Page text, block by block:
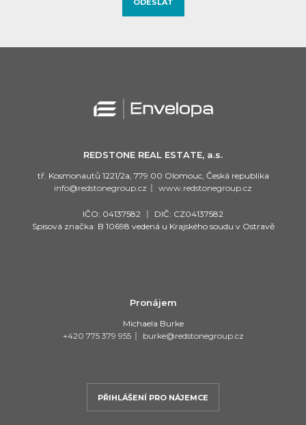
REDSTONE REAL ESTATE, a.s.
tř. Kosmonautů 1221/2a, 779 00 Olomouc, Česká republika
info@redstonegroup.cz
www.redstonegroup.cz
IČO: 04137582
DIČ: CZ04137582
Spisová značka: B 10698 vedená u Krajského soudu v Ostravě
Pronájem
Michaela Burke
+420 775 379 955
burke@redstonegroup.cz
PŘIHLÁŠENÍ PRO NÁJEMCE